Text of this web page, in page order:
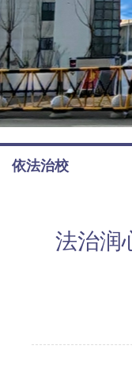
依法治校
法治润